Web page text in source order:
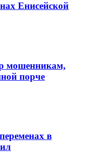
Енисейской
мошенникам,
порче
в